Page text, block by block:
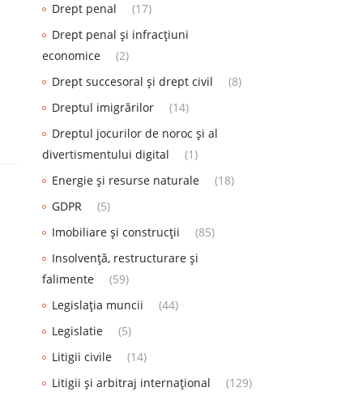
Drept penal
(17)
Drept penal și infracțiuni
economice
(2)
Drept succesoral și drept civil
(8)
Dreptul imigrărilor
(14)
Dreptul jocurilor de noroc și al
divertismentului digital
(1)
Energie și resurse naturale
(18)
GDPR
(5)
Imobiliare și construcții
(85)
Insolvență, restructurare și
falimente
(59)
Legislația muncii
(44)
Legislatie
(5)
Litigii civile
(14)
Litigii și arbitraj internațional
(129)